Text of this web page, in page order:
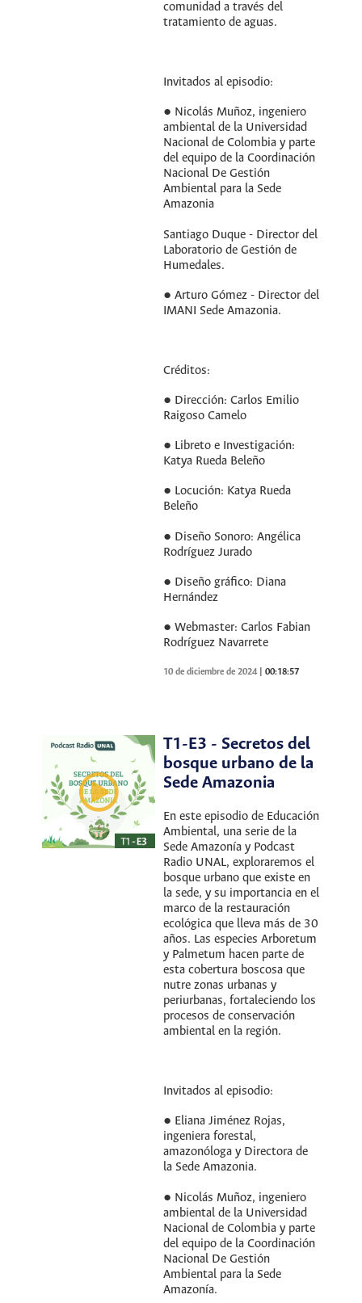
comunidad a través del
tratamiento de aguas.
Invitados al episodio:
● Nicolás Muñoz, ingeniero
ambiental de la Universidad
Nacional de Colombia y parte
del equipo de la Coordinación
Nacional De Gestión
Ambiental para la Sede
Amazonia
Santiago Duque - Director del
Laboratorio de Gestión de
Humedales.
● Arturo Gómez - Director del
IMANI Sede Amazonia.
Créditos:
● Dirección: Carlos Emilio
Raigoso Camelo
● Libreto e Investigación:
Katya Rueda Beleño
● Locución: Katya Rueda
Beleño
● Diseño Sonoro: Angélica
Rodríguez Jurado
● Diseño gráfico: Diana
Hernández
● Webmaster: Carlos Fabian
Rodríguez Navarrete
10 de diciembre de 2024 |00:18:57
T1-E3 - Secretos del
bosque urbano de la
Sede Amazonia
En este episodio de Educación
Ambiental, una serie de la
Sede Amazonía y Podcast
Radio UNAL, exploraremos el
bosque urbano que existe en
la sede, y su importancia en el
marco de la restauración
ecológica que lleva más de 30
años. Las especies Arboretum
y Palmetum hacen parte de
esta cobertura boscosa que
nutre zonas urbanas y
periurbanas, fortaleciendo los
procesos de conservación
ambiental en la región.
Invitados al episodio:
● Eliana Jiménez Rojas,
ingeniera forestal,
amazonóloga y Directora de
la Sede Amazonia.
● Nicolás Muñoz, ingeniero
ambiental de la Universidad
Nacional de Colombia y parte
del equipo de la Coordinación
Nacional De Gestión
Ambiental para la Sede
Amazonía.